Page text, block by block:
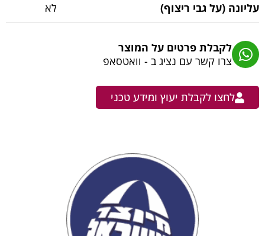
עליונה (על גבי ריצוף)
לא
לקבלת פרטים על המוצר
צרו קשר עם נציג ב - וואטסאפ
לחצו לקבלת יעוץ ומידע טכני